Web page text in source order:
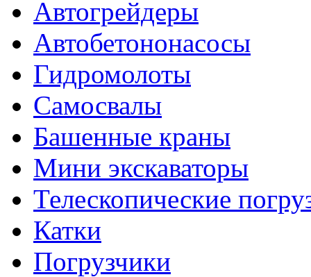
Автогрейдеры
Автобетононасосы
Гидромолоты
Самосвалы
Башенные краны
Мини экскаваторы
Телескопические
Катки
Погрузчики